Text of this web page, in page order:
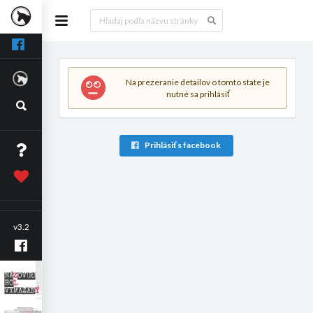
v3.2
Na prezeranie detailov o tomto state je
nutné sa prihlásiť
Prihlásiť s facebook